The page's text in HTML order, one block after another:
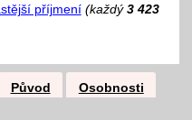
příjmení (každý 3 423
Původ
Osobnosti